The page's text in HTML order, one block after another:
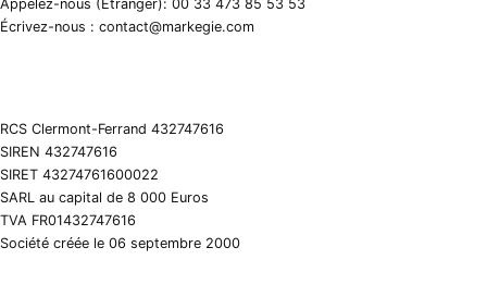
Appelez-nous (Etranger): 00 33 473 85 53 53
Écrivez-nous : contact@markegie.com
RCS Clermont-Ferrand 432747616
SIREN 432747616
SIRET 43274761600022
SARL au capital de 8 000 Euros
TVA FR01432747616
Société créée le 06 septembre 2000